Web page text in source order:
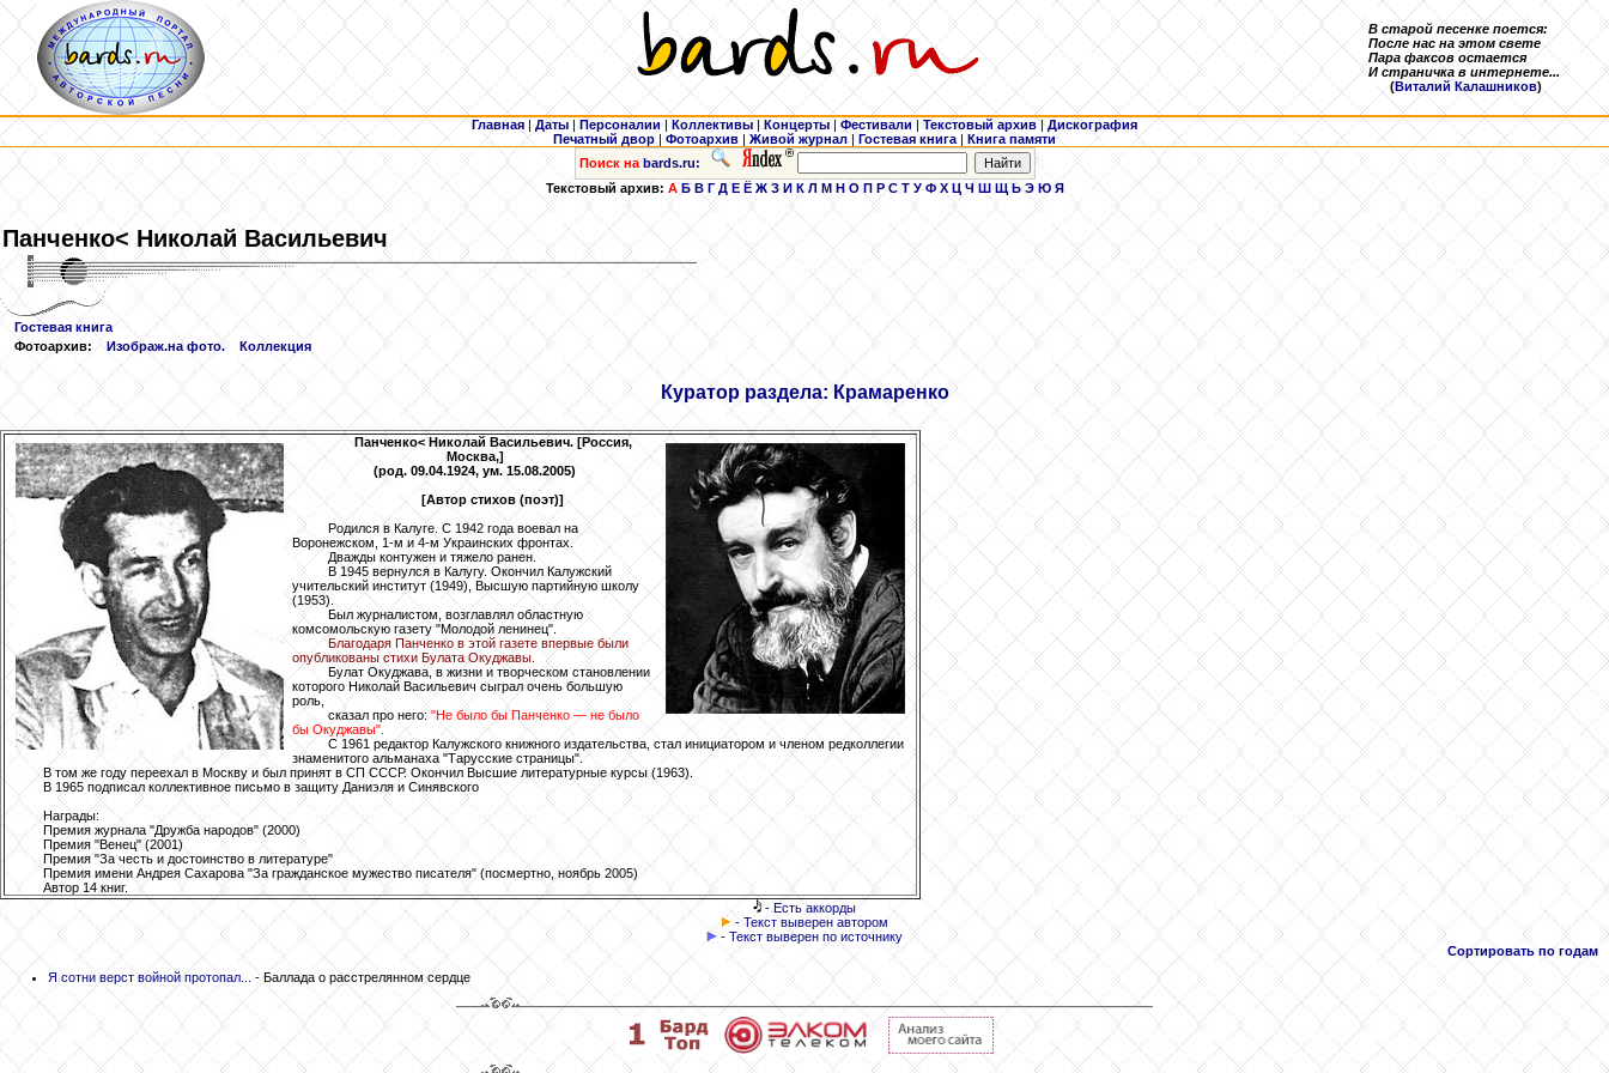
В старой песенке поется:
После нас на этом свете
Пара факсов остается
И страничка в интернете...
(Виталий Калашников)
Главная | Даты | Персоналии | Коллективы | Концерты | Фестивали | Текстовый архив | Дискография
Печатный двор | Фотоархив | Живой журнал | Гостевая книга | Книга памяти
Поиск на bards.ru:
Текстовый архив: А Б В Г Д Е Ё Ж З И К Л М Н О П Р С Т У Ф Х Ц Ч Ш Щ Ь Э Ю Я
Панченко< Николай Васильевич
Гостевая книга
Фотоархив:
Изображ.на фото. Коллекция
Куратор раздела: Крамаренко
Панченко< Николай Васильевич. [Россия,
Москва,]
(род. 09.04.1924, ум. 15.08.2005)
[Автор стихов (поэт)]
Родился в Калуге. С 1942 года воевал на
Воронежском, 1-м и 4-м Украинских фронтах.
Дважды контужен и тяжело ранен.
В 1945 вернулся в Калугу. Окончил Калужский
учительский институт (1949), Высшую партийную школу
(1953).
Был журналистом, возглавлял областную
комсомольскую газету "Молодой ленинец".
Благодаря Панченко в этой газете впервые были
опубликованы стихи Булата Окуджавы.
Булат Окуджава, в жизни и творческом становлении
которого Николай Васильевич сыграл очень большую
роль,
сказал про него: "Не было бы Панченко — не было
бы Окуджавы".
С 1961 редактор Калужского книжного издательства, стал инициатором и членом редколлегии
знаменитого альманаха "Тарусские страницы".
В том же году переехал в Москву и был принят в СП СССР. Окончил Высшие литературные курсы (1963).
В 1965 подписал коллективное письмо в защиту Даниэля и Синявского
Награды:
Премия журнала "Дружба народов" (2000)
Премия "Венец" (2001)
Премия "За честь и достоинство в литературе"
Премия имени Андрея Сахарова "За гражданское мужество писателя" (посмертно, ноябрь 2005)
Автор 14 книг.
- Есть аккорды
- Текст выверен автором
- Текст выверен по источнику
Сортировать по годам
Я сотни верст войной протопал...
- Баллада о расстрелянном сердце